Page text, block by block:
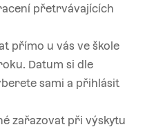
přetrvávajících
přímo u vás ve škole
Datum si dle
sami a přihlásit
zařazovat při výskytu